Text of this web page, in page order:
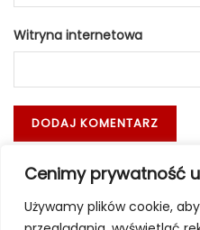
Cenimy prywatność
Używamy plików cookie,
Witryna internetowa